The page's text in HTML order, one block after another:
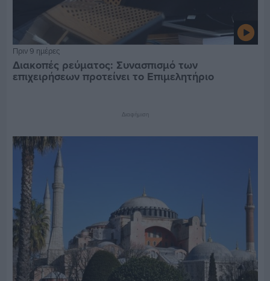
Πριν 9 ημέρες
Διακοπές ρεύματος: Συνασπισμό των
επιχειρήσεων προτείνει το Επιμελητήριο
Διαφήμιση